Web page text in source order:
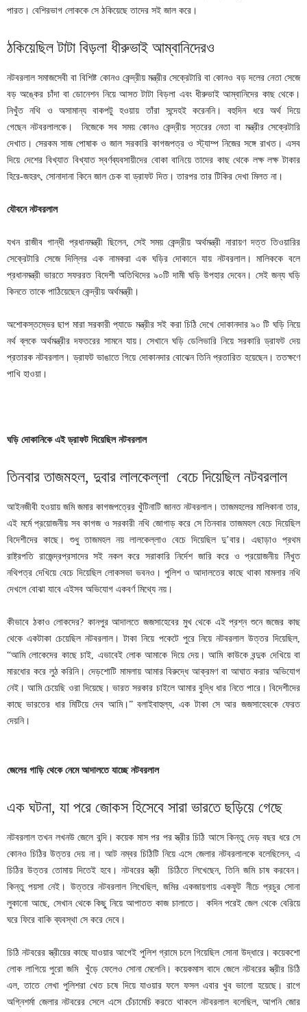
পারত। বেশিরভাগ লোককে সে ঠকিয়েছে তাদের সই জাল করে।
ঠকিয়েছিল টাটা বিড়লা ধীরুভাই আম্বানিদেরও
নটবরলাল সমাজসেবী বা বিশিষ্ট কোনও কেন্দ্রীয় মন্ত্রীর সেক্রেটারি বা কোনও বড় দলের নেতা সেজে
বড় অঙ্কের চাঁদা বা ডোনেশন নিয়ে আসত টাটা বিড়লা এবং ধীরুভাই আম্বানিদের কাছ থেকে।
নিখুঁত নথি ও অসামান্য বাকপটু হওয়ায় তাঁরা সন্দেহই করেননি। বহুদিন ধরে অর্থ দিয়ে
গেছেন নটবরলালকে। নিজেকে সব সময় কোনও কেন্দ্রীয় স্তরের নেতা বা মন্ত্রীর সেক্রেটারি
দেখাত। সেরকম সাজ পোষাক ও জাল সরকারি কাগজপত্র ও স্ট্যাম্প নিজের সঙ্গে রাখত। এসব
দিয়ে দেশের বিখ্যাত বিখ্যাত স্বর্ণব্যবসায়ীদের বোকা বানিয়ে তাদের কাছ থেকে লক্ষ লক্ষ টাকার
হিরে-জহরৎ, সোনাদানা কিনে জাল চেক বা ড্রাফট দিত। তারপর তার টিকির দেখা মিলত না।
যৌবনে নটবরলাল
যখন রাজীব গান্ধী প্রধানমন্ত্রী ছিলেন, সেই সময় কেন্দ্রীয় অর্থমন্ত্রী নারায়ণ দত্ত তিওয়ারির
সেক্রেটারি সেজে দিল্লির এক নামকরা এক ঘড়ির দোকানে যায় নটবরলাল। মালিককে বলে
প্রধানমন্ত্রী ভারতে সফররত বিদেশী অতিথিদের ৯০টি দামী ঘড়ি উপহার দেবেন। সেই জন্য ঘড়ি
কিনতে তাকে পাঠিয়েছেন কেন্দ্রীয় অর্থমন্ত্রী।
অশোকস্তম্ভের ছাপ মারা সরকারী প্যাডে মন্ত্রীর সই করা চিঠি দেখে দোকানদার ৯০ টি ঘড়ি নিয়ে
নর্থ ব্লকে অর্থমন্ত্রীর দফতরের সামনে যায়। সেখানে ঘড়ি ডেলিভারি নিয়ে সরকারি ড্রাফট দেয়
প্রতারক নটবরলাল। ড্রাফট ভাঙাতে গিয়ে দোকানদার বোঝেন তিনি প্রতারিত হয়েছেন। ততক্ষণে
পাখি হাওয়া।
ঘড়ি দোকানিকে এইড্রাফট দিয়েছিল নটবরলাল
তিনবার তাজমহল, দুবার লালকেল্লা বেচে দিয়েছিল নটবরলাল
আইনজীবী হওয়ায় জমি জমার কাগজপত্রের খুঁটিনাটি জানত নটবরলাল। তাজমহলের মালিকানা তার,
এই মর্মে প্রয়োজনীয় সব কাগজ ও সরকারী নথি জোগাড় করে সে তিনবার তাজমহল বেচে দিয়েছিল
বিদেশীদের কাছে। শুধু তাজমহল নয় লালকেল্লাও বেচে দিয়েছিল দু’বার। এছাড়াও প্রথম
রাষ্ট্রপতি রাজেন্দ্রপ্রসাদের সই নকল করে সরাকারি নির্দেশ জারি করে ও প্রয়োজনীয় নিঁখুত
নথিপত্র দেখিয়ে বেচে দিয়েছিল লোকসভা ভবনও। পুলিশ ও আদালতের কাছে থাকা মামলার নথি
দেখলে বোঝা যাবে এইসব অভিযোগ একবর্ণ মিথ্যে নয়।
কীভাবে ঠকাও লোকদের? কানপুর আদালতে জজসাহেবের মুখ থেকে এই প্রশ্ন শুনে জজের কাছ
থেকে একটাকা চেয়েছিল নটবরলাল। টাকা নিয়ে পকেটে পুরে নিয়ে নটবরলাল উত্তর দিয়েছিল,
“আমি লোকেদের কাছে চাই, এভাবেই লোক আমাকে দিয়ে দেয়। আমি কাউকে বন্দুক দেখিয়ে বা
মারধোর করে লুঠ করিনি। দেড়শোটি মামলায় আমার বিরুদ্ধে আক্রমণ বা আঘাত করার অভিযোগ
নেই। আমি চেয়েছি ওরা দিয়েছে। ভারত সরকার চাইলে আমার বুদ্ধি ধার নিতে পারে। বিদেশীদের
কাছে ভারতের ধার মিটিয়ে দেব আমি।” বলাইবাহুল্য, এক টাকা সে আর জজসাহেবকে ফেরত
দেয়নি।
জেলের গাড়ি থেকে নেমে আদালতে যাচ্ছে নটবরলাল
এক ঘটনা, যা পরে জোকস হিসেবে সারা ভারতে ছড়িয়ে গেছে
নটবরলাল তখন লখনউ জেলে বন্দি। কয়েক মাস পর পর স্ত্রীর চিঠি আসে কিন্তু দেড় বছর ধরে সে
কোনও চিঠির উত্তর দেয় না। আট নম্বর চিঠিটি নিয়ে এসে জেলার নটবরলালকে বলেছিলেন, এ
চিঠির উত্তর তোমায় দিতেই হবে। নটবরের স্ত্রী চিঠিতে লিখেছেন, তিনি জমি চাষ করবেন।
কিন্তু পয়সা নেই। উত্তরে নটবরলাল লিখেছিল, জমির একজায়গায় একফুট নীচে প্রচুর সোনা
লুকানো আছে, সেখান থেকে কিছু নিয়ে আপাতত কাজ চালাতে। কদিন পরেই জেল থেকে বেরিয়ে
ঘরে ফিরে বাকি ব্যবস্থা সে করে দেবে।
চিঠি নটবরের স্ত্রীয়ের কাছে যাওয়ার আগেই পুলিশ গ্রামে চলে গিয়েছিল সোনা উদ্ধারে। কয়েকশো
লোক লাগিয়ে পুরো জমি খুঁড়ে ফেলেও সোনা মেলেনি। কয়েকমাস বাদে জেলে নটবরের স্ত্রীর চিঠি
এল, তাতে লেখা পুলিশরা খেত চষে দিয়ে যাওয়ার ফলে ফসল এবার খুব ভালো হয়েছে। রাগে
অগ্নিশর্মা জেলার নটবরের সেলে এসে চেঁচামেচি করতে থাকলে নটবরলাল বলেছিল, আপনি জোর